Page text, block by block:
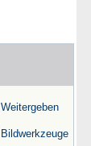
Weitergeben
Bildwerkzeuge